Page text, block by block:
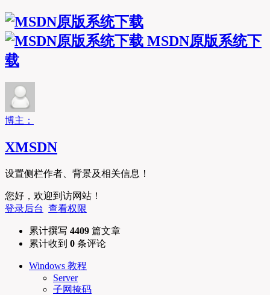
MSDN原版系统下
载
博主：
XMSDN
设置侧栏作者、背景及相关信息！
您好，欢迎到访网站！
登录后台 查看权限
累计撰写 4409 篇文章
累计收到 0 条评论
Windows 教程
Server
子网掩码